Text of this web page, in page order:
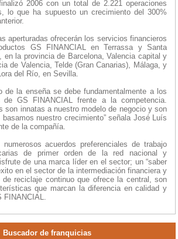
2006 con un total de 2.221 operaciones
lo que ha supuesto un crecimiento del 300%
aperturadas ofrecerán los servicios financieros
GS FINANCIAL en Terrassa y Santa
en la provincia de Barcelona, Valencia capital y
de Valencia, Telde (Gran Canarias), Málaga, y
del Río, en Sevilla.
de la enseña se debe fundamentalmente a los
de GS FINANCIAL frente a la competencia.
son innatas a nuestro modelo de negocio y son
nuestro crecimiento” señala José Luís
de la compañía.
acuerdos preferenciales de trabajo
de primer orden de la red nacional y
de una marca líder en el sector; un “saber
en el sector de la intermediación financiera y
reciclaje continuo que ofrece la central, son
que marcan la diferencia en calidad y
Buscador de franquicias